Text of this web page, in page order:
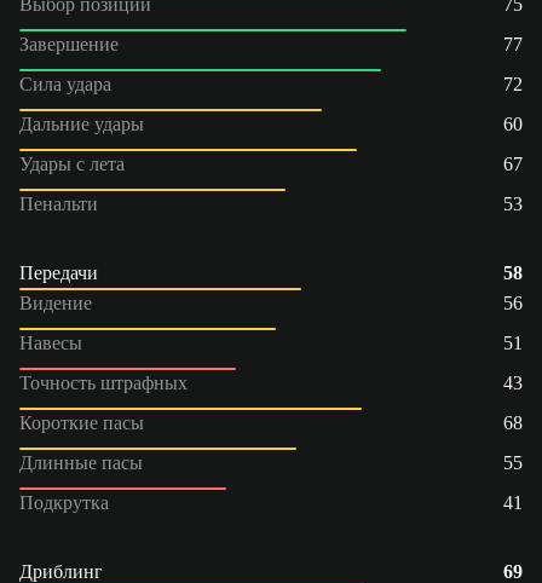
Завершение
77
Сила удара
72
Дальние удары
60
Удары с лета
67
Пенальти
53
Передачи
58
Видение
56
Навесы
51
Точность штрафных
43
Короткие пасы
68
Длинные пасы
55
Подкрутка
41
Дриблинг
69